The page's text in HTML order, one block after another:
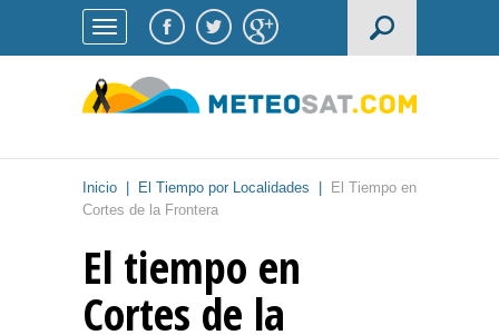
Inicio El Tiempo por Localidades
El Tiempo en
Cortes de la Frontera
El tiempo en
Cortes de la